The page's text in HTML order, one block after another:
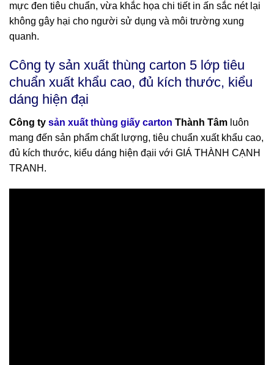
mực đen tiêu chuẩn, vừa khắc họa chi tiết in ấn sắc nét lại
không gây hại cho người sử dụng và môi trường xung
quanh.
Công ty sản xuất thùng carton 5 lớp tiêu
chuẩn xuất khẩu cao, đủ kích thước, kiểu
dáng hiện đại
Công ty sản xuất thùng giấy carton Thành Tâm luôn
mang đến sản phẩm chất lượng, tiêu chuẩn xuất khẩu cao,
đủ kích thước, kiểu dáng hiện đạii với GIÁ THÀNH CẠNH
TRANH.